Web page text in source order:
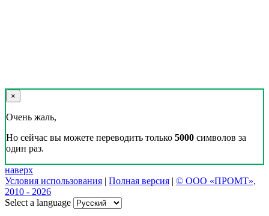
×
Очень жаль,
Но сейчас вы можете переводить только 5000 символов за
один раз.
наверх
Условия использования | Полная версия | © ООО «ПРОМТ»,
2010 - 2026
Select a language